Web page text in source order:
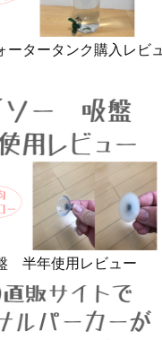
タータンク購入レビュ
半年使用レビュー